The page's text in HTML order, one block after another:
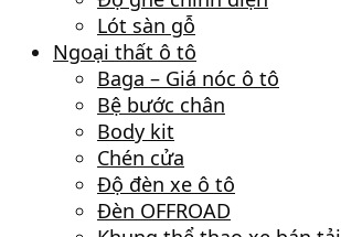
Lót sàn gỗ
Ngoại thất ô tô
Baga – Giá nóc ô tô
Bệ bước chân
Body kit
Chén cửa
Độ đèn xe ô tô
Đèn OFFROAD